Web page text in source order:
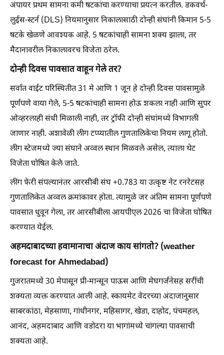
अंपायर प्रथम सामना कमी षटकांचा करण्याचा प्रयत्न करतील. डकवर्थ-
लुईस-स्टर्न (DLS) नियमानुसार निकालासाठी दोन्ही संघांनी किमान 5-5
षटके खेळणे आवश्यक आहे. 5 षटकांचाही सामना शक्य झाला, तर
मैदानावरील निकालावरच विजेता ठरेल.
दोन्ही दिवस पावसात वाहून गेले तर?
सर्वात वाईट परिस्थितीत 31 मे आणि 1 जून हे दोन्ही दिवस पावसामुळे
पूर्णपणे वाया गेले, 5-5 षटकांचाही सामना होऊ शकला नाही आणि सुपर
ओव्हरलाही संधी मिळाली नाही, तर ट्रॉफी दोन्ही संघांमध्ये विभागली
जाणार नाही. अशावेळी लीग टप्प्यातील गुणतालिकेचा नियम लागू होतो.
लीग स्टेजमध्ये ज्या संघाने अव्वल स्थान मिळवले असेल, त्याला थेट
विजेता घोषित केले जाते.
लीग फेरी संपल्यानंतर आरसीबी संघ +0.783 या उत्कृष्ट नेट रनरेटसह
गुणतालिकेत अव्वल क्रमांकावर होता. त्यामुळे जर अंतिम सामना पूर्णपणे
पावसात धुवून गेला, तर आरसीबीला आयपीएल 2026 चा विजेता घोषित
करण्यात येईल.
अहमदाबादच्या हवामानाचा अंदाज काय सांगतो? (weather
forecast for Ahmedabad)
गुजरातमध्ये 30 मेपासून प्री-मान्सून पाऊस आणि मेघगर्जनेसह सरींची
शक्यता व्यक्त करण्यात आली आहे. स्कायमेट वेदरच्या अंदाजानुसार
साबरकांठा, मेहसाणा, गांधीनगर, महिसागर, खेडा, दाहोद, पंचमहल,
आनंद, अहमदाबाद आणि वडोदरा या भागांमध्ये चांगल्या पावसाची
शक्यता आहे.